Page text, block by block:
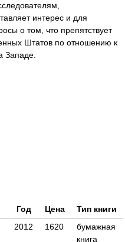
интерес и для
о том, что препятствует
Штатов по отношению к
Западе.
Год Цена
Тип книги
2012 1620
бумажная
книга